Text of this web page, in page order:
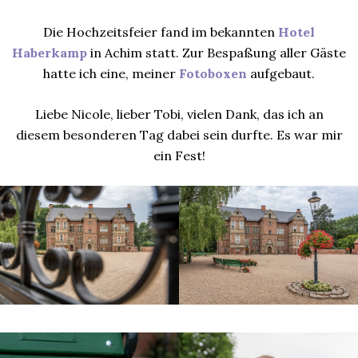
Die Hochzeitsfeier fand im bekannten Hotel
Haberkamp in Achim statt. Zur Bespaßung aller Gäste
hatte ich eine, meiner Fotoboxen aufgebaut.
Liebe Nicole, lieber Tobi, vielen Dank, das ich an
diesem besonderen Tag dabei sein durfte. Es war mir
ein Fest!